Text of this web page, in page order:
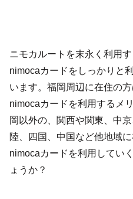
ニモカルートを末永く利用
nimocaカードをしっかりと
います。福岡周辺に在住の
nimocaカードを利用するメ
岡以外の、関西や関東、中
陸、四国、中国など他地域
nimocaカードを利用してい
ょうか？